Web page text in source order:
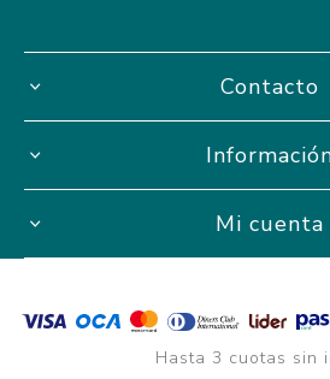
Contacto
Mi cuenta
Hasta 3 cuotas sin